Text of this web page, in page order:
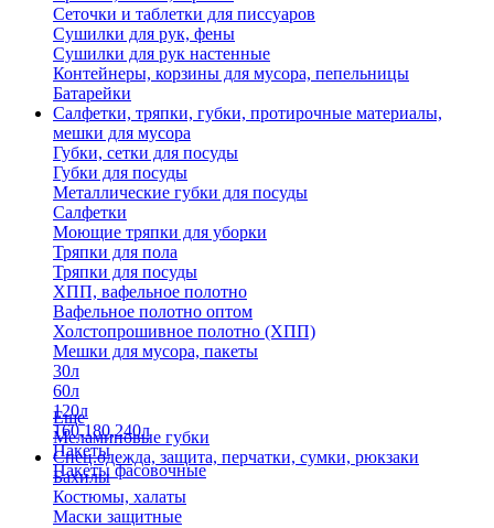
Сеточки и таблетки для писсуаров
Сушилки для рук, фены
Сушилки для рук настенные
Контейнеры, корзины для мусора, пепельницы
Батарейки
Салфетки, тряпки, губки, протирочные материалы,
мешки для мусора
Губки, сетки для посуды
Губки для посуды
Металлические губки для посуды
Салфетки
Моющие тряпки для уборки
Тряпки для пола
Тряпки для посуды
ХПП, вафельное полотно
Вафельное полотно оптом
Холстопрошивное полотно (ХПП)
Мешки для мусора, пакеты
30л
60л
120л
160,180,240л
Пакеты
Пакеты фасовочные
Еще
Меламиновые губки
Спец.одежда, защита, перчатки, сумки, рюкзаки
Бахилы
Костюмы, халаты
Маски защитные